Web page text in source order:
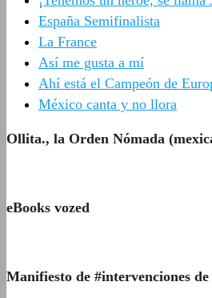
España Semifinalista
La France
Así me gusta a mí
Ahí está el Campeón de
México canta y no llora
Ollita., la Orden Nómada
eBooks vozed
Manifiesto de #intervenciones de